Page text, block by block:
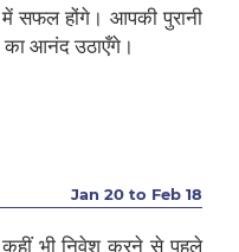
में सफल होंगे। आपकी पुरानी
का आनंद उठाएँगे।
Jan 20 to Feb 18
भी निवेश करने से पहले